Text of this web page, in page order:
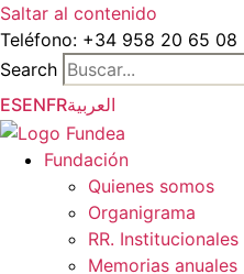
Saltar al contenido
Teléfono: +34 958 20 65 08
Search
ESENFRالعربية
Fundación
Quienes somos
Organigrama
RR. Institucionales
Memorias anuales